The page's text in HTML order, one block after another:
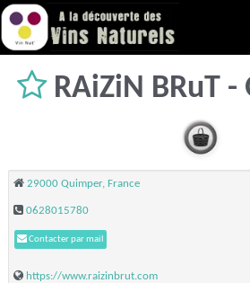
RAiZiN BRuT
29000 Quimper, France
0628015780
Contacter par mail
https://www.raizinbrut.com